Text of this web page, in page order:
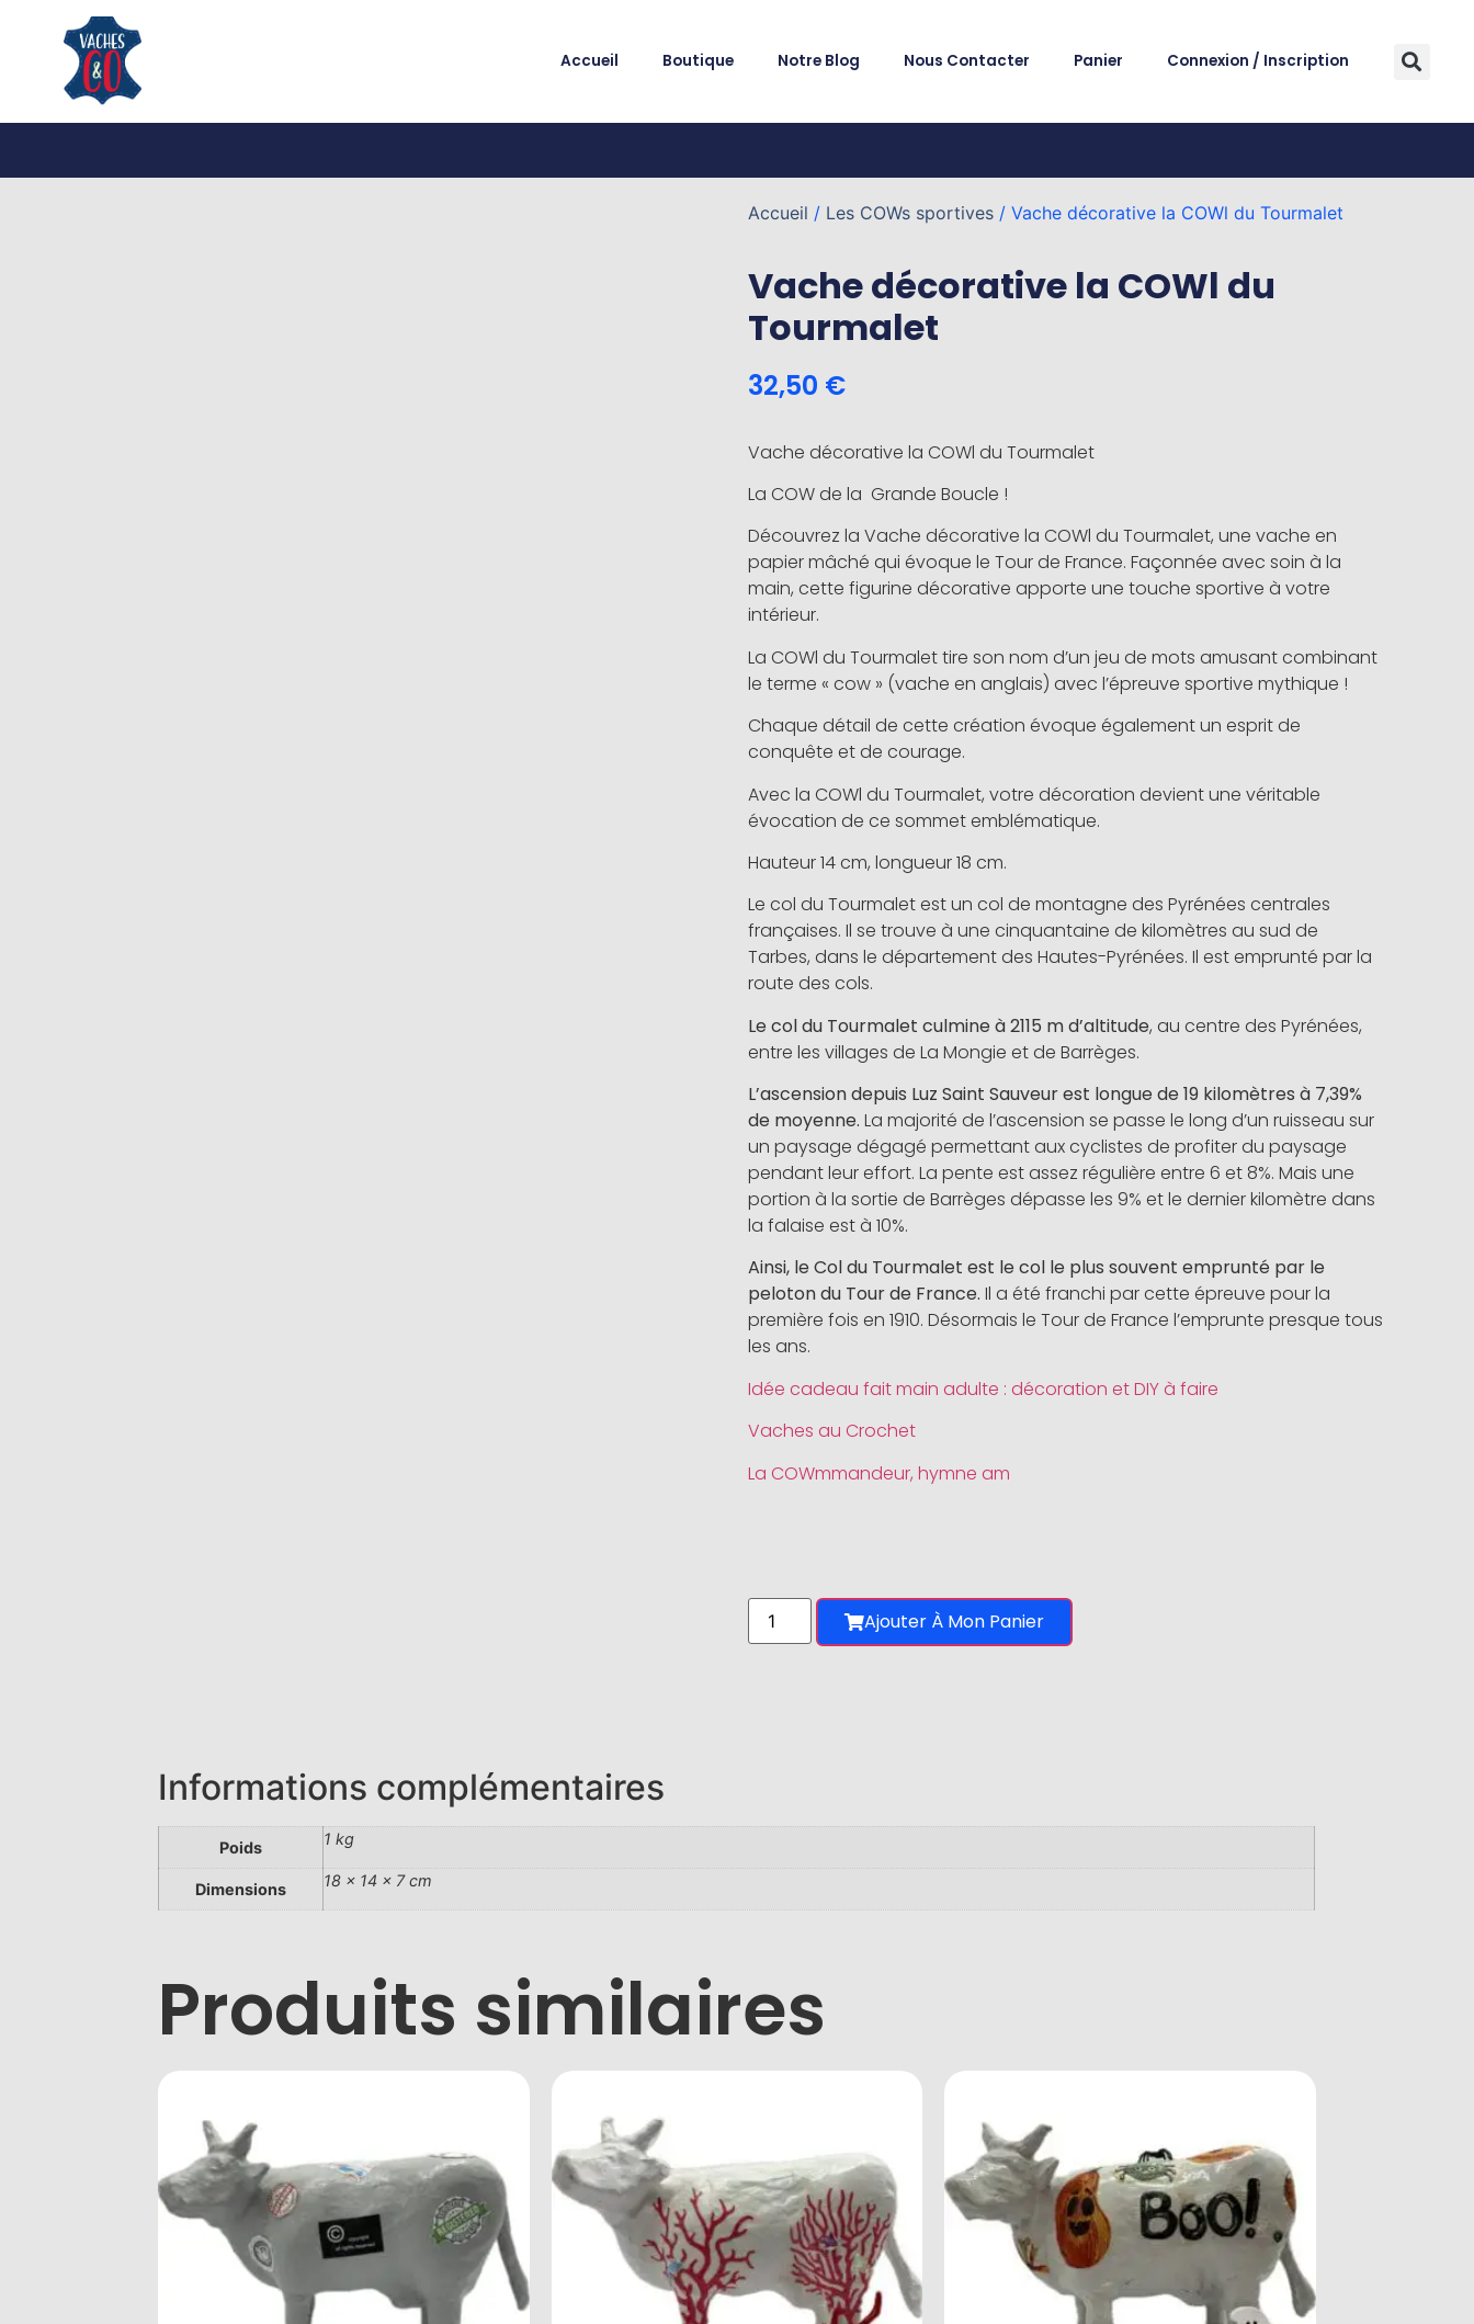
Accueil Boutique Notre Blog Nous Contacter Panier Connexion / Inscription
Accueil / Les COWs sportives/ Vache décorative la COWl du Tourmalet
Vache décorative la COWl du
Tourmalet
32,50 €
Vache décorative la COWl du Tourmalet
La COW de la Grande Boucle !
Découvrez la Vache décorative la COWl du Tourmalet, une vache en
papier mâché qui évoque le Tour de France. Façonnée avec soin à la
main, cette figurine décorative apporte une touche sportive à votre
intérieur.
La COWl du Tourmalet tire son nom d’un jeu de mots amusant combinant
le terme « cow » (vache en anglais) avec l’épreuve sportive mythique !
Chaque détail de cette création évoque également un esprit de
conquête et de courage.
Avec la COWl du Tourmalet, votre décoration devient une véritable
évocation de ce sommet emblématique.
Hauteur 14 cm, longueur 18 cm.
Le col du Tourmalet est un col de montagne des Pyrénées centrales
françaises. Il se trouve à une cinquantaine de kilomètres au sud de
Tarbes, dans le département des Hautes-Pyrénées. Il est emprunté par la
route des cols.
Le col du Tourmalet culmine à 2115 m d’altitude, au centre des Pyrénées,
entre les villages de La Mongie et de Barrèges.
L’ascension depuis Luz Saint Sauveur est longue de 19 kilomètres à 7,39%
de moyenne. La majorité de l’ascension se passe le long d’un ruisseau sur
un paysage dégagé permettant aux cyclistes de profiter du paysage
pendant leur effort. La pente est assez régulière entre 6 et 8%. Mais une
portion à la sortie de Barrèges dépasse les 9% et le dernier kilomètre dans
la falaise est à 10%.
Ainsi, le Col du Tourmalet est le col le plus souvent emprunté par le
peloton du Tour de France. Il a été franchi par cette épreuve pour la
première fois en 1910. Désormais le Tour de France l’emprunte presque tous
les ans.
Idée cadeau fait main adulte : décoration et DIY à faire
Vaches au Crochet
La COWmmandeur, hymne am
Ajouter À Mon Panier
Informations complémentaires
Poids 1 kg
Dimensions 18 × 14 × 7 cm
Produits similaires